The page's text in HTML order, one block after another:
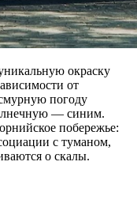
окраску
от
погоду
— синим.
побережье:
с туманом,
о скалы.